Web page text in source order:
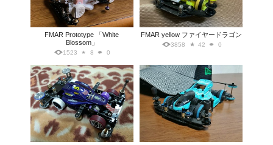
FMAR Prototype 「White
Blossom」
1523 8 0
FMAR yellow ファイヤードラゴン
3858 42 0